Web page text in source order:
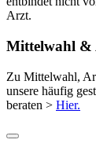
Arzt.
Mittelwahl &
Zu Mittelwahl,
unsere häufig
beraten > Hier.